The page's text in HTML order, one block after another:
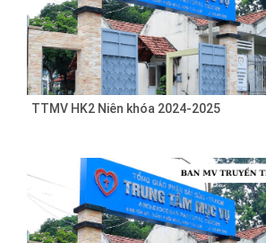
TTMV HK2 Niên khóa 2024-2025